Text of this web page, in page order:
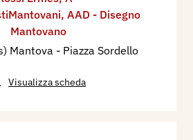
, AAD - Disegno
Mantovano
Mantova - Piazza Sordello
Visualizza scheda